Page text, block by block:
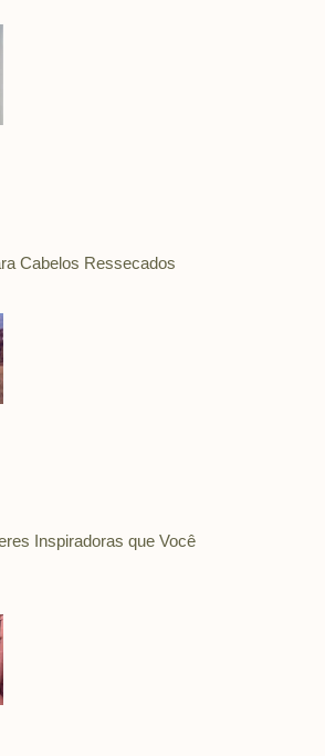
Cabelos Ressecados
Inspiradoras que Você